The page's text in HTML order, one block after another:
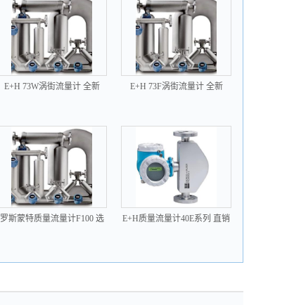
E+H 73W涡街流量计 全新 E+H 73F涡街流量计 全新
罗斯蒙特质量流量计F100 选
E+H质量流量计40E系列 直销